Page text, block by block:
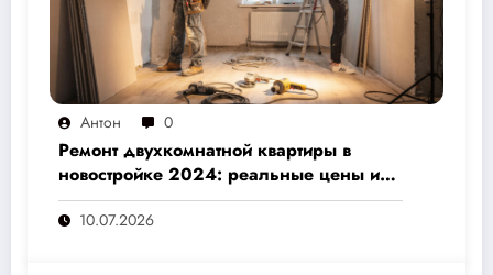
Антон 0
Ремонт двухкомнатной квартиры в
новостройке 2024: реальные цены и
скрытые расходы, которые вам не
назовут подрядчики
10.07.2026